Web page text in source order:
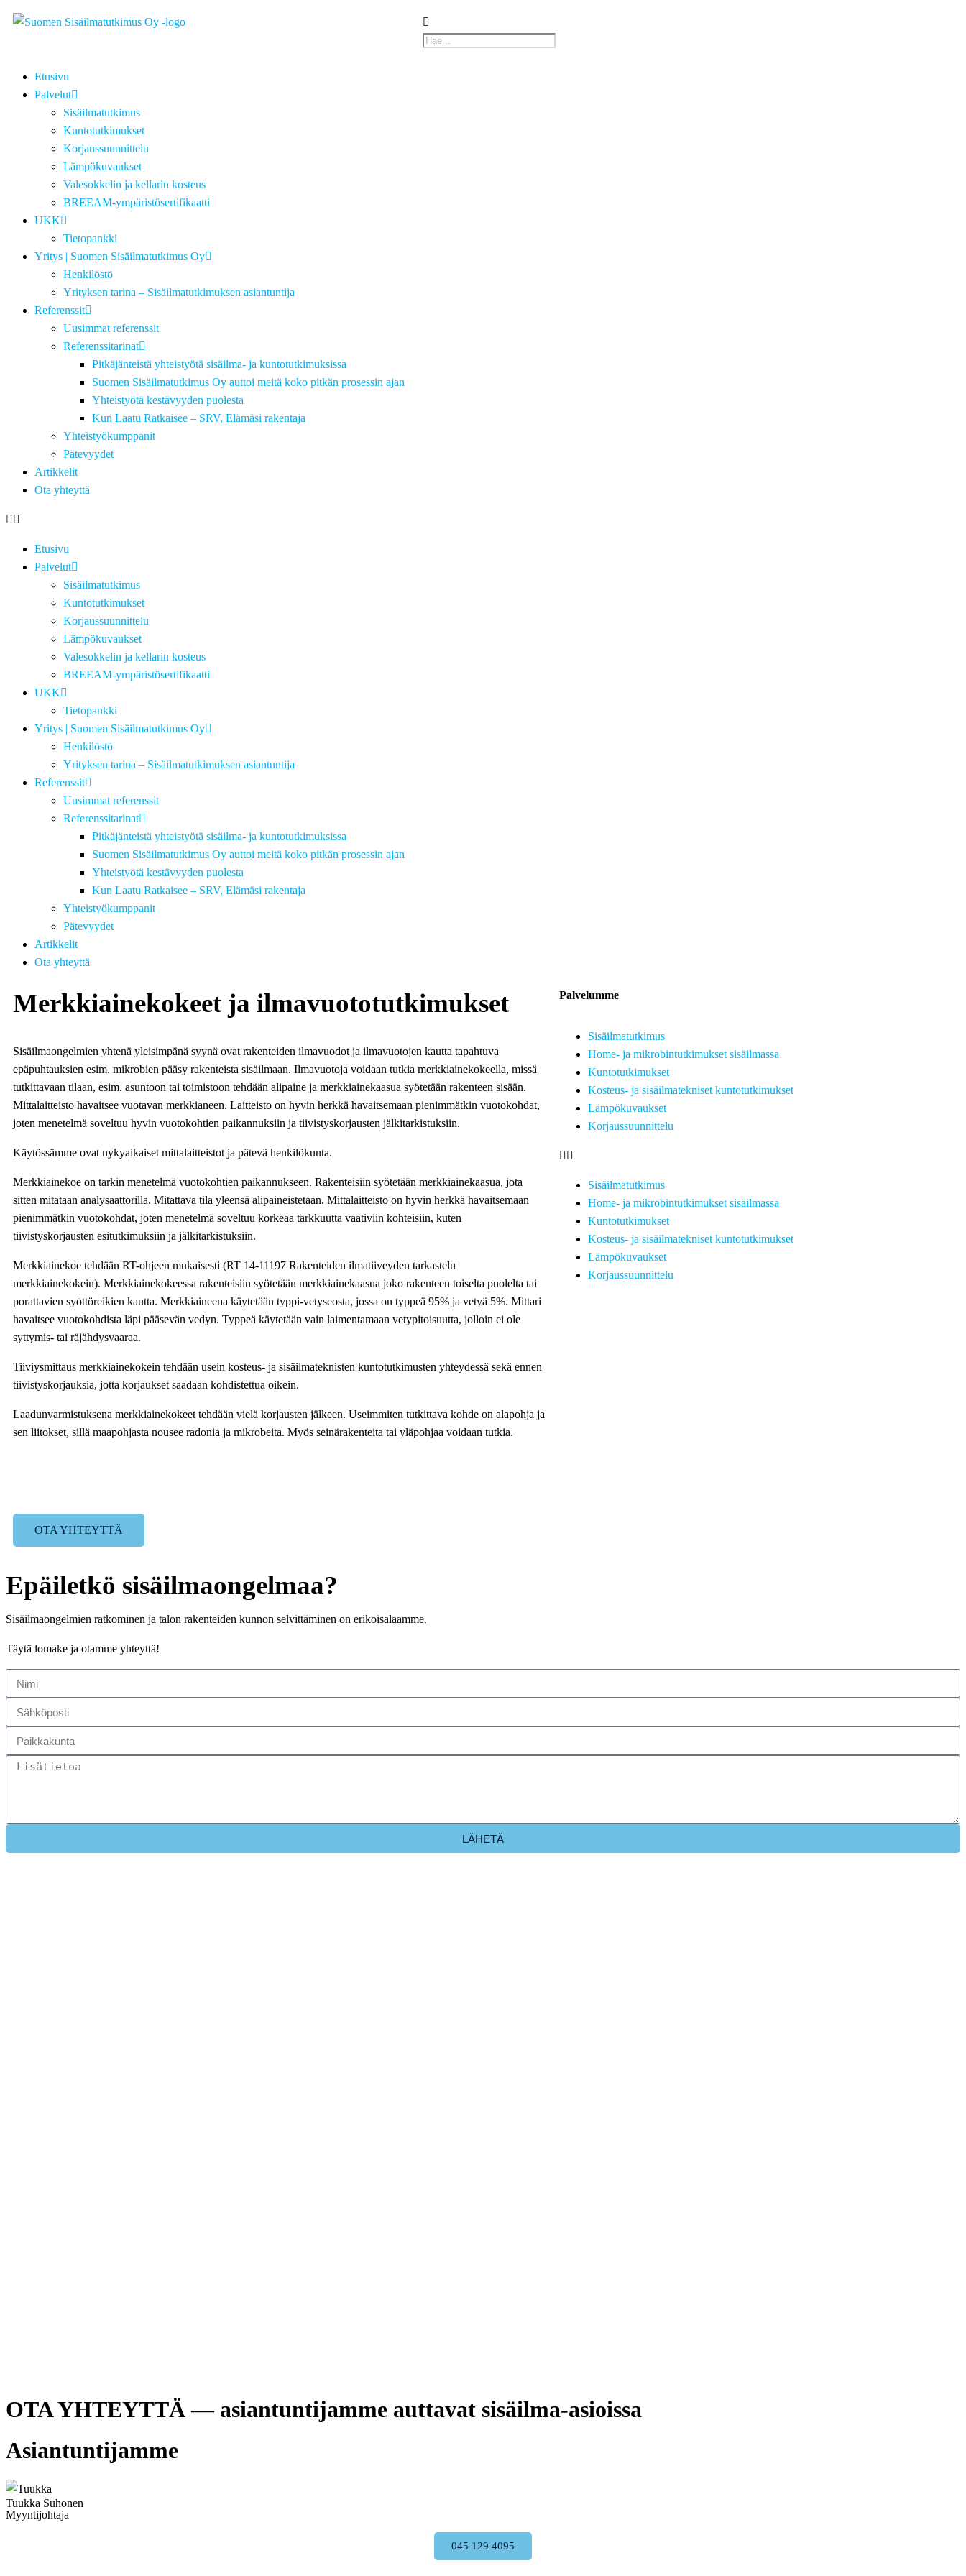
Etusivu
Palvelut
Sisäilmatutkimus
Kuntotutkimukset
Korjaussuunnittelu
Lämpökuvaukset
Valesokkelin ja kellarin kosteus
BREEAM-ympäristösertifikaatti
UKK
Tietopankki
Yritys | Suomen Sisäilmatutkimus Oy
Henkilöstö
Yrityksen tarina – Sisäilmatutkimuksen asiantuntija
Referenssit
Uusimmat referenssit
Referenssitarinat
Pitkäjänteistä yhteistyötä sisäilma- ja kuntotutkimuksissa
Suomen Sisäilmatutkimus Oy auttoi meitä koko pitkän prosessin ajan
Yhteistyötä kestävyyden puolesta
Kun Laatu Ratkaisee – SRV, Elämäsi rakentaja
Yhteistyökumppanit
Pätevyydet
Artikkelit
Ota yhteyttä
Etusivu
Palvelut
Sisäilmatutkimus
Kuntotutkimukset
Korjaussuunnittelu
Lämpökuvaukset
Valesokkelin ja kellarin kosteus
BREEAM-ympäristösertifikaatti
UKK
Tietopankki
Yritys | Suomen Sisäilmatutkimus Oy
Henkilöstö
Yrityksen tarina – Sisäilmatutkimuksen asiantuntija
Referenssit
Uusimmat referenssit
Referenssitarinat
Pitkäjänteistä yhteistyötä sisäilma- ja kuntotutkimuksissa
Suomen Sisäilmatutkimus Oy auttoi meitä koko pitkän prosessin ajan
Yhteistyötä kestävyyden puolesta
Kun Laatu Ratkaisee – SRV, Elämäsi rakentaja
Yhteistyökumppanit
Pätevyydet
Artikkelit
Ota yhteyttä
Merkkiainekokeet ja ilmavuototutkimukset
Sisäilmaongelmien yhtenä yleisimpänä syynä ovat rakenteiden ilmavuodot ja ilmavuotojen kautta tapahtuva
epäpuhtauksien esim. mikrobien pääsy rakenteista sisäilmaan. Ilmavuotoja voidaan tutkia merkkiainekokeella, missä
tutkittavaan tilaan, esim. asuntoon tai toimistoon tehdään alipaine ja merkkiainekaasua syötetään rakenteen sisään.
Mittalaitteisto havaitsee vuotavan merkkianeen. Laitteisto on hyvin herkkä havaitsemaan pienimmätkin vuotokohdat,
joten menetelmä soveltuu hyvin vuotokohtien paikannuksiin ja tiivistyskorjausten jälkitarkistuksiin.
Käytössämme ovat nykyaikaiset mittalaitteistot ja pätevä henkilökunta.
Merkkiainekoe on tarkin menetelmä vuotokohtien paikannukseen. Rakenteisiin syötetään merkkiainekaasua, jota
sitten mitataan analysaattorilla. Mitattava tila yleensä alipaineistetaan. Mittalaitteisto on hyvin herkkä havaitsemaan
pienimmätkin vuotokohdat, joten menetelmä soveltuu korkeaa tarkkuutta vaativiin kohteisiin, kuten
tiivistyskorjausten esitutkimuksiin ja jälkitarkistuksiin.
Merkkiainekoe tehdään RT-ohjeen mukaisesti (RT 14-11197 Rakenteiden ilmatiiveyden tarkastelu
merkkiainekokein). Merkkiainekokeessa rakenteisiin syötetään merkkiainekaasua joko rakenteen toiselta puolelta tai
porattavien syöttöreikien kautta. Merkkiaineena käytetään typpi-vetyseosta, jossa on typpeä 95% ja vetyä 5%. Mittari
havaitsee vuotokohdista läpi pääsevän vedyn. Typpeä käytetään vain laimentamaan vetypitoisuutta, jolloin ei ole
syttymis- tai räjähdysvaaraa.
Tiiviysmittaus merkkiainekokein tehdään usein kosteus- ja sisäilmateknisten kuntotutkimusten yhteydessä sekä ennen
tiivistyskorjauksia, jotta korjaukset saadaan kohdistettua oikein.
Laadunvarmistuksena merkkiainekokeet tehdään vielä korjausten jälkeen. Useimmiten tutkittava kohde on alapohja ja
sen liitokset, sillä maapohjasta nousee radonia ja mikrobeita. Myös seinärakenteita tai yläpohjaa voidaan tutkia.
Palvelumme
Sisäilmatutkimus
Home- ja mikrobintutkimukset sisäilmassa
Kuntotutkimukset
Kosteus- ja sisäilmatekniset kuntotutkimukset
Lämpökuvaukset
Korjaussuunnittelu
Sisäilmatutkimus
Home- ja mikrobintutkimukset sisäilmassa
Kuntotutkimukset
Kosteus- ja sisäilmatekniset kuntotutkimukset
Lämpökuvaukset
Korjaussuunnittelu
OTA YHTEYTTÄ
Epäiletkö sisäilmaongelmaa?
Sisäilmaongelmien ratkominen ja talon rakenteiden kunnon selvittäminen on erikoisalaamme.
Täytä lomake ja otamme yhteyttä!
LÄHETÄ
OTA YHTEYTTÄ — asiantuntijamme auttavat sisäilma-asioissa
Asiantuntijamme
Tuukka Suhonen
Myyntijohtaja
045 129 4095